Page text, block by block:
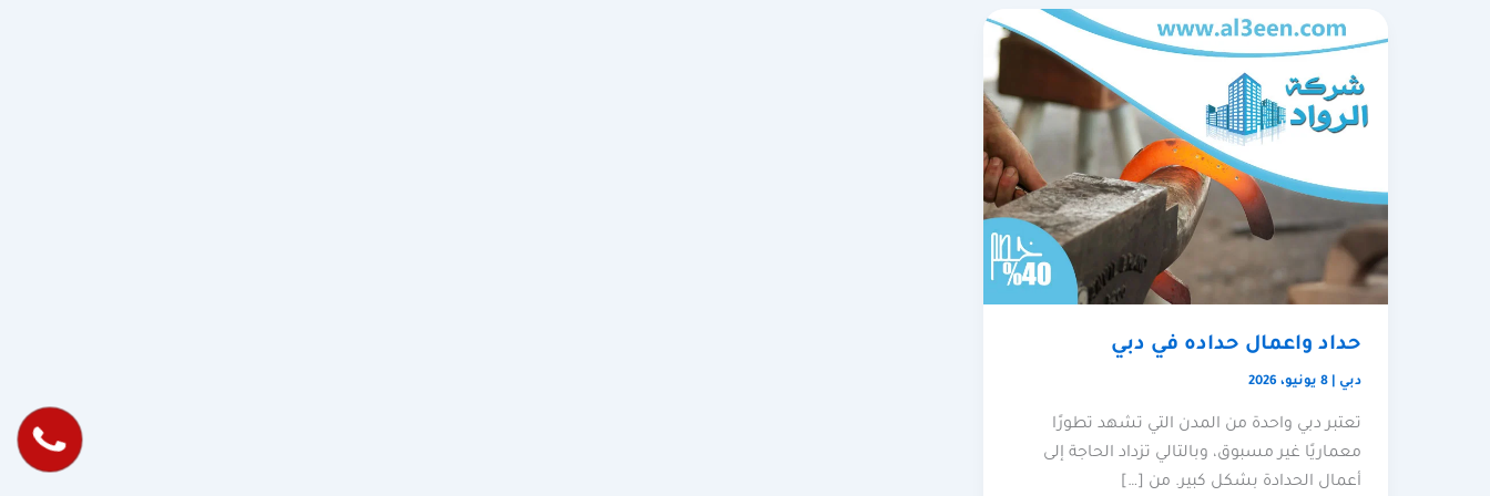
حداد واعمال حداده في دبي
دبي 8 يونيو، 2026
تعتبر دبي واحدة من المدن التي تشهد تطورًا
معماريًا غير مسبوق، وبالتالي تزداد الحاجة إلى
أعمال الحدادة بشكل كبير. من […]